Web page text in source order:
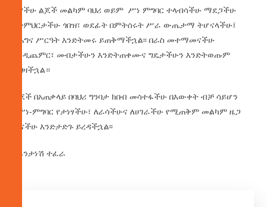
አያችሁ ልጆች መልካም ባህሪ ወይም ሥነ ምግባር ተላብሳችሁ ማደጋችሁ
በትምህርታችሁ ጎበዝ፣ ወደፊት በምትሰሩት ሥራ ውጤታማ ትሆናላችሁ፤
በሕግና ሥርዓት እንድትመሩ ይጠቅማችኋል፡፡ በራስ መተማመናችሁ
እንዲጨምር፣ መብታችሁን እንድትጠቀሙና ግዴታችሁን እንድትወጡም
ያግዛችኋል።
ልጆች በአጠቃላይ በባህሪ ግንባታ ክበብ መሳተፋችሁ በእውቀት ብቻ ሳይሆን
በሥነ-ምግባር የታነፃችሁ፣ ለራሳችሁና ለሀገራችሁ የሚጠቅም መልካም ዜጋ
ሆናችሁ እንድታድጉ ይረዳችኋል፡፡
በፋንታነሽ ተፈራ